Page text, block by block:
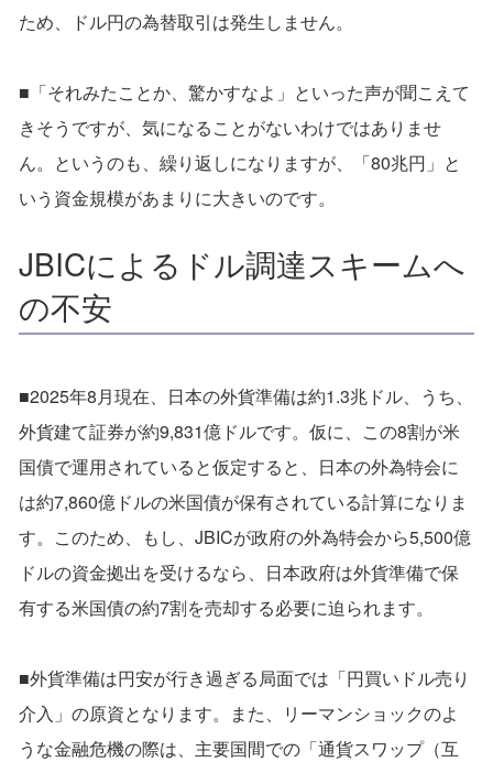
ため、ドル円の為替取引は発生しません。
■「それみたことか、驚かすなよ」といった声が聞こえて
きそうですが、気になることがないわけではありませ
ん。というのも、繰り返しになりますが、「80兆円」と
いう資金規模があまりに大きいのです。
JBICによるドル調達スキームへ
の不安
■2025年8月現在、日本の外貨準備は約1.3兆ドル、うち、
外貨建て証券が約9,831億ドルです。仮に、この8割が米
国債で運用されていると仮定すると、日本の外為特会に
は約7,860億ドルの米国債が保有されている計算になりま
す。このため、もし、JBICが政府の外為特会から5,500億
ドルの資金拠出を受けるなら、日本政府は外貨準備で保
有する米国債の約7割を売却する必要に迫られます。
■外貨準備は円安が行き過ぎる局面では「円買いドル売り
介入」の原資となります。また、リーマンショックのよ
うな金融危機の際は、主要国間での「通貨スワップ（互